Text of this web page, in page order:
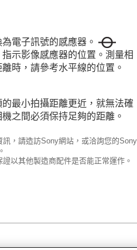
電子訊號的感應器。
指示影像感應器的位置。測量相
時，請參考水平線的位置。
最小拍攝距離更近，就無法確
之間必須保持足夠的距離。
，請造訪Sony網站，或洽詢您的Sony
以其他製造商配件是否能正常運作。